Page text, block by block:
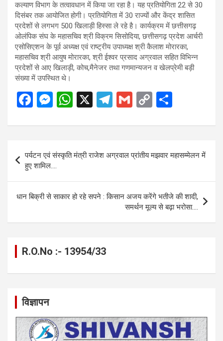
कल्याण विभाग के तत्वावधान में किया जा रहा है। यह प्रतियोगिता 22 से 30
दिसंबर तक आयोजित होगी। प्रतियोगिता में 30 राज्यों और केंद्र शासित
प्रदेशों से लगभग 500 खिलाड़ी हिस्सा ले रहे है। कार्यक्रम में छत्तीसगढ़
ओलंपिक संघ के महासचिव श्री विक्रम सिसोदिया, छत्तीसगढ़ प्रदेश आर्चरी
एसोसिएशन के पूर्व अध्यक्ष एवं राष्ट्रीय उपाध्यक्ष श्री कैलाश मोरारका,
महासचिव श्री आयुष मोरारका, श्री ईश्वर प्रसाद अग्रवाल सहित विभिन्न
प्रदेशों से आए खिलाड़ी, कोच,मैनेजर तथा गणमान्यजन व खेलप्रेमी बड़ी
संख्या में उपस्थित थे।
F
ce
o
o
k
M
se
n
g
er
W
at
s
A
p
p
X
T
e
a
m
G
ail
C
py
n
k
ar
Post
navigation
पर्यटन एवं संस्कृति मंत्री राजेश अग्रवाल प्रांतीय मझवार महासम्मेलन में
हुए शामिल….
धान बिक्री से साकार हो रहे सपने : किसान अजय करेंगे भतीजे की शादी,
समर्थन मूल्य से बढ़ा भरोसा….
R.O.No :- 13954/33
विज्ञापन